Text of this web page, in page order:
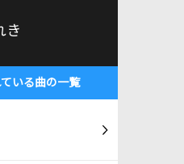
き
いる曲の一覧